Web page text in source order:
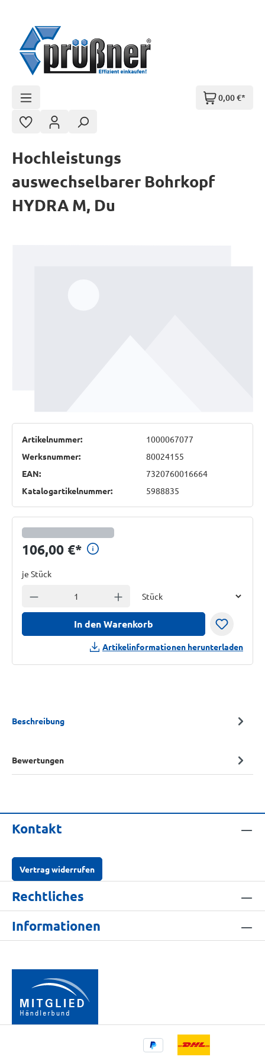
0,00 €*
Hochleistungs
auswechselbarer Bohrkopf
HYDRA M, Du
Artikelnummer:
1000067077
Werksnummer:
80024155
EAN:
7320760016664
Katalogartikelnummer:
5988835
106,00 €* Preisinformationen
je Stück
Anzahl verringern Anzahl erhöhen
In den Warenkorb
Artikelinformationen herunterladen
Beschreibung
Bewertungen
Kontakt
Vertrag widerrufen
Rechtliches
Informationen